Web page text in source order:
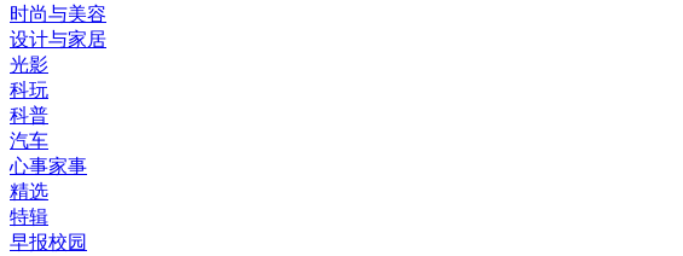
时尚与美容
设计与家居
光影
科玩
科普
汽车
心事家事
精选
特辑
早报校园